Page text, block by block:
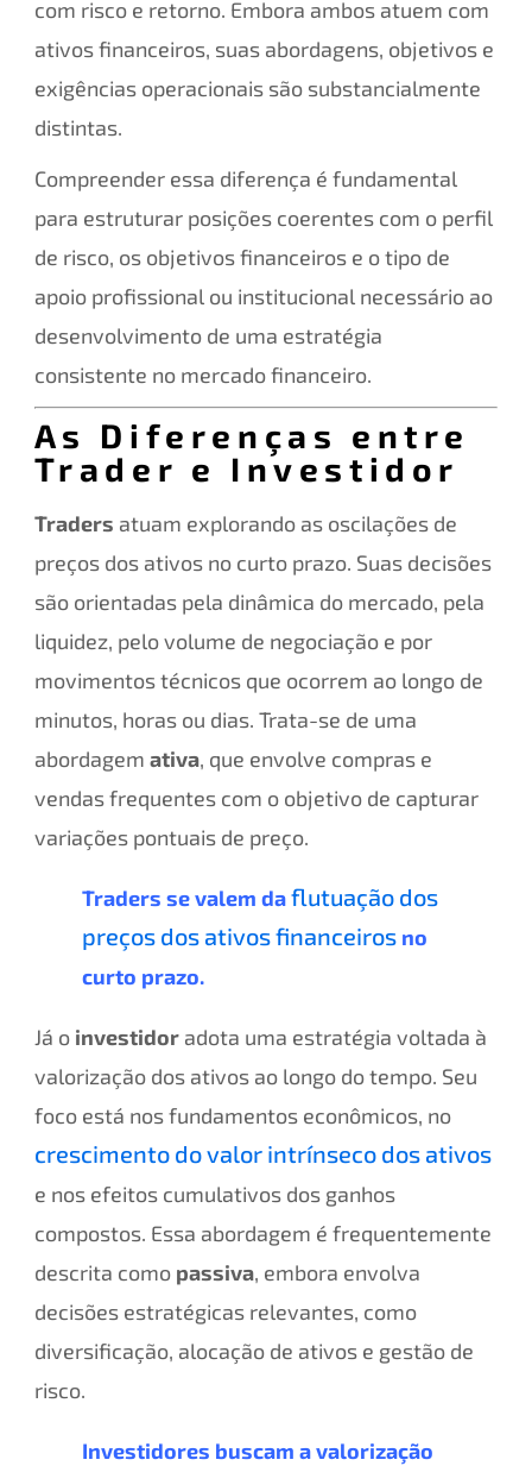
com risco e retorno. Embora ambos atuem com
ativos financeiros, suas abordagens, objetivos e
exigências operacionais são substancialmente
distintas.
Compreender essa diferença é fundamental
para estruturar posições coerentes com o perfil
de risco, os objetivos financeiros e o tipo de
apoio profissional ou institucional necessário ao
desenvolvimento de uma estratégia
consistente no mercado financeiro.
As Diferenças entre
Trader e Investidor
Traders atuam explorando as oscilações de
preços dos ativos no curto prazo. Suas decisões
são orientadas pela dinâmica do mercado, pela
liquidez, pelo volume de negociação e por
movimentos técnicos que ocorrem ao longo de
minutos, horas ou dias. Trata-se de uma
abordagem ativa, que envolve compras e
vendas frequentes com o objetivo de capturar
variações pontuais de preço.
Traders se valem daflutuação dos
preços dos ativos financeirosno
curto prazo.
Já o investidoradota uma estratégia voltada à
valorização dos ativos ao longo do tempo. Seu
foco está nos fundamentos econômicos, no
crescimento do valor intrínseco dos ativos
e nos efeitos cumulativos dos ganhos
compostos. Essa abordagem é frequentemente
descrita como passiva, embora envolva
decisões estratégicas relevantes, como
diversificação, alocação de ativos e gestão de
risco.
Investidores buscam a valorização